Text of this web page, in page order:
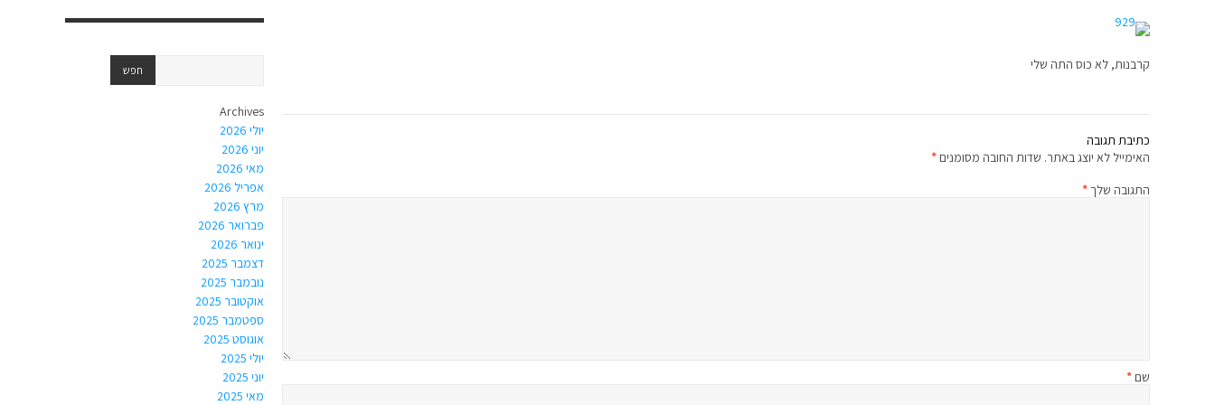
קרבנות, לא כוס התה שלי
כתיבת תגובה
האימייל לא יוצג באתר. שדות החובה מסומנים*
התגובה שלך*
שם*
Archives
יולי 2026
יוני 2026
מאי 2026
אפריל 2026
מרץ 2026
פברואר 2026
ינואר 2026
דצמבר 2025
נובמבר 2025
אוקטובר 2025
ספטמבר 2025
אוגוסט 2025
יולי 2025
יוני 2025
מאי 2025